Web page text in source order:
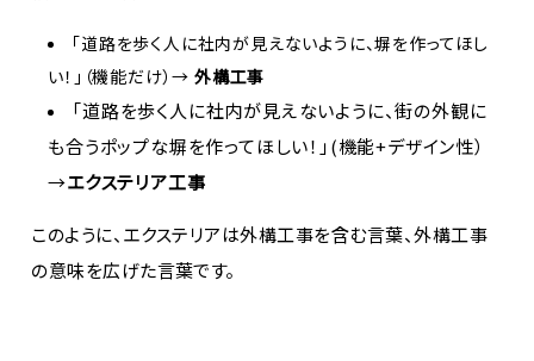
「道路を歩く人に社内が見えないように、塀を作ってほし
い！」（機能だけ）→ 外構工事
「道路を歩く人に社内が見えないように、街の外観に
も合うポップな塀を作ってほしい！」(機能+デザイン性）
→エクステリア工事
このように、エクステリアは外構工事を含む言葉、外構工事
の意味を広げた言葉です。